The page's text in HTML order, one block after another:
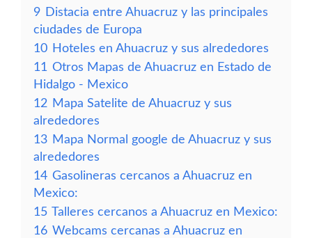
9 Distacia entre Ahuacruz y las principales
ciudades de Europa
10 Hoteles en Ahuacruz y sus alrededores
11 Otros Mapas de Ahuacruz en Estado de
Hidalgo - Mexico
12 Mapa Satelite de Ahuacruz y sus
alrededores
13 Mapa Normal google de Ahuacruz y sus
alrededores
14 Gasolineras cercanos a Ahuacruz en
Mexico:
15 Talleres cercanos a Ahuacruz en Mexico:
16 Webcams cercanas a Ahuacruz en